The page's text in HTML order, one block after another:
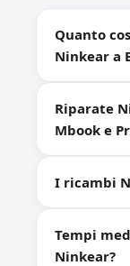
Quanto
Ninkear a
Riparate
Mbook e
I ricambi
Tempi
Ninkear?